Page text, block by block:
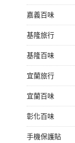
嘉義百味
基隆旅行
基隆百味
宜蘭旅行
宜蘭百味
彰化百味
手機保護貼